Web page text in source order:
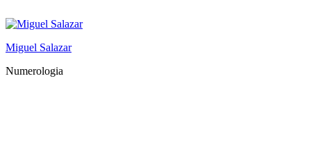
al
Miguel Salazar
Numerologia